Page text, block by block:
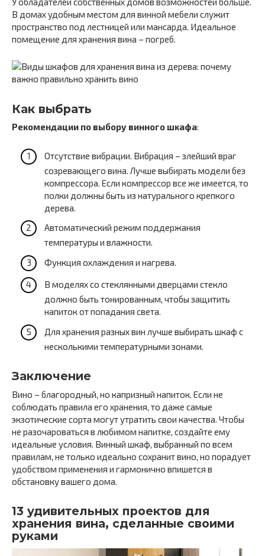
В домах удобным местом для винной мебели служит
пространство под лестницей или мансарда. Идеальное
помещение для хранения вина – погреб.
Как выбрать
Рекомендации по выбору винного шкафа:
Отсутствие вибрации. Вибрация – злейший враг
созревающего вина. Лучше выбирать модели без
компрессора. Если компрессор все же имеется, то
полки должны быть из натурального крепкого
дерева.
Автоматический режим поддержания
температуры и влажности.
Функция охлаждения и нагрева.
В моделях со стеклянными дверцами стекло
должно быть тонированным, чтобы защитить
напиток от попадания света.
Для хранения разных вин лучше выбирать шкаф с
несколькими температурными зонами.
Заключение
Вино – благородный, но капризный напиток. Если не
соблюдать правила его хранения, то даже самые
экзотические сорта могут утратить свои качества. Чтобы
не разочароваться в любимом напитке, создайте ему
идеальные условия. Винный шкаф, выбранный по всем
правилам, не только идеально сохранит вино, но порадует
удобством применения и гармонично впишется в
обстановку вашего дома.
13 удивительных проектов для
хранения вина, сделанные своими
руками